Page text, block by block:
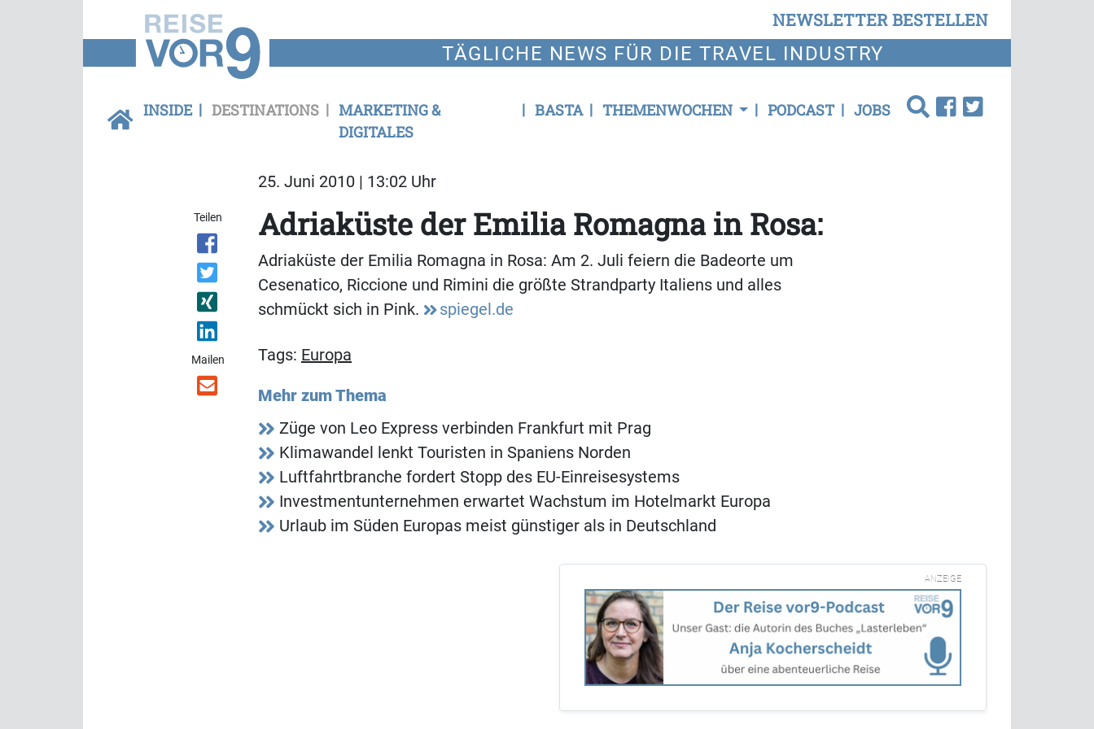
NEWSLETTER BESTELLEN
TÄGLICHE NEWS FÜR DIE TRAVEL INDUSTRY
INSIDE DESTINATIONS
MARKETING &
DIGITALES
BASTA THEMENWOCHEN PODCAST JOBS
25. Juni 2010 | 13:02 Uhr
Teilen
Mailen
Adriaküste der Emilia Romagna in Rosa:
Adriaküste der Emilia Romagna in Rosa: Am 2. Juli feiern die Badeorte um
Cesenatico, Riccione und Rimini die größte Strandparty Italiens und alles
schmückt sich in Pink.
spiegel.de
Tags: Europa
Mehr zum Thema
Züge von Leo Express verbinden Frankfurt mit Prag
Klimawandel lenkt Touristen in Spaniens Norden
Luftfahrtbranche fordert Stopp des EU-Einreisesystems
Investmentunternehmen erwartet Wachstum im Hotelmarkt Europa
Urlaub im Süden Europas meist günstiger als in Deutschland
ANZEIGE